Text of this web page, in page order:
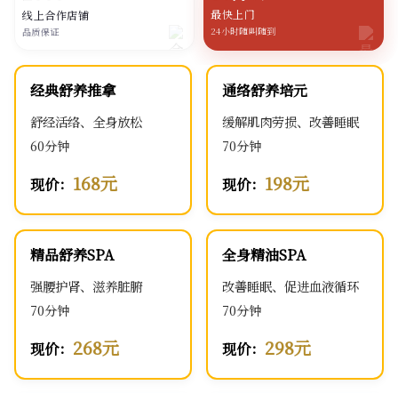
线上合作店铺
品质保证
最快上门
24小时随叫随到
经典舒养推拿
舒经活络、全身放松
60分钟
现价： 168元
通络舒养培元
缓解肌肉劳损、改善睡眠
70分钟
现价： 198元
精品舒养SPA
强腰护肾、滋养脏腑
70分钟
现价： 268元
全身精油SPA
改善睡眠、促进血液循环
70分钟
现价： 298元